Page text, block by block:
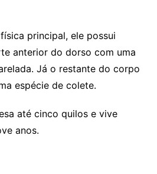
principal, ele possui
anterior do dorso com uma
Já o restante do corpo
espécie de colete.
até cinco quilos e vive
anos.